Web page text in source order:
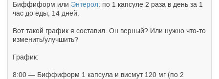
Биффиформ или Энтерол: по 1 капсуле 2 раза в день за 1
час до еды, 14 дней.
Вот такой график я составил. Он верный? Или нужно что-то
изменить/улучшить?
График:
8:00 — Биффиформ 1 капсула и висмут 120 мг (по 2